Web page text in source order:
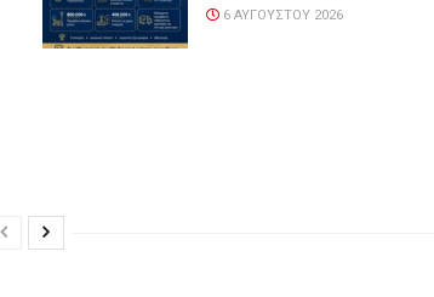
6 ΑΥΓΟΎΣΤΟΥ 2026